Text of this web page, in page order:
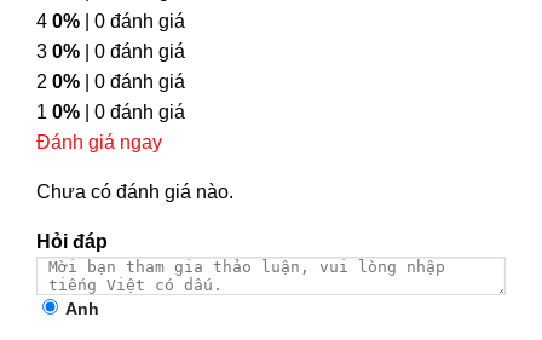
4 0% | 0 đánh giá
3 0% | 0 đánh giá
2 0% | 0 đánh giá
1 0% | 0 đánh giá
Đánh giá ngay
Chưa có đánh giá nào.
Hỏi đáp
Anh